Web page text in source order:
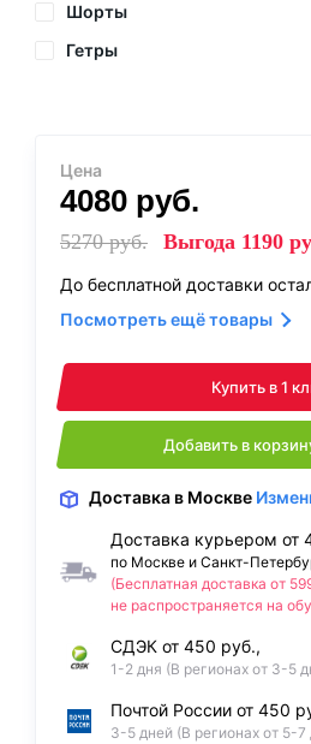
Шорты
Гетры
Цена
4080 руб.
5270руб. Выгода 1190
До бесплатной доставки
Посмотреть ещё товары
Купить в 1
Добавить в
Доставка в Москве
Доставка курьером от
по Москве и Санкт-
(Бесплатная доставка от
не распространяется на
СДЭК от 450 руб.,
1-2 дня (В регионах от 3-5
Почтой России от 450
3-5 дней (В регионах от 5-7